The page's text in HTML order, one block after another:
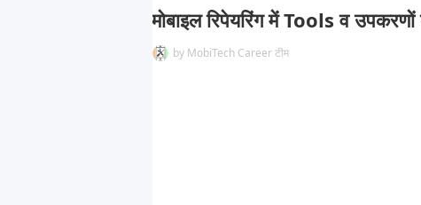
मोबाइल रिपेयरिंग में Tools व
by MobiTech Career टीम